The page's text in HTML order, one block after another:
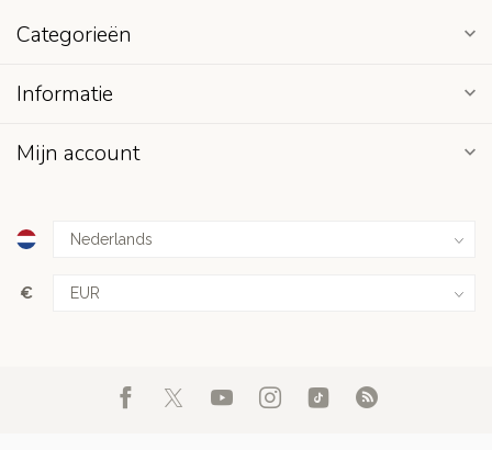
Categorieën
Informatie
Mijn account
€